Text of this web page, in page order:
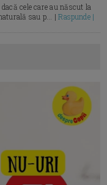
cele care au născut la
sau p... |Raspunde |